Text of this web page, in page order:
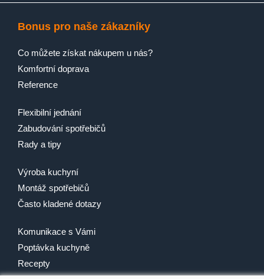
Bonus pro naše zákazníky
Co můžete získat nákupem u nás?
Komfortní doprava
Reference
Flexibilní jednání
Zabudování spotřebičů
Rady a tipy
Výroba kuchyní
Montáž spotřebičů
Často kladené dotazy
Komunikace s Vámi
Poptávka kuchyně
Recepty